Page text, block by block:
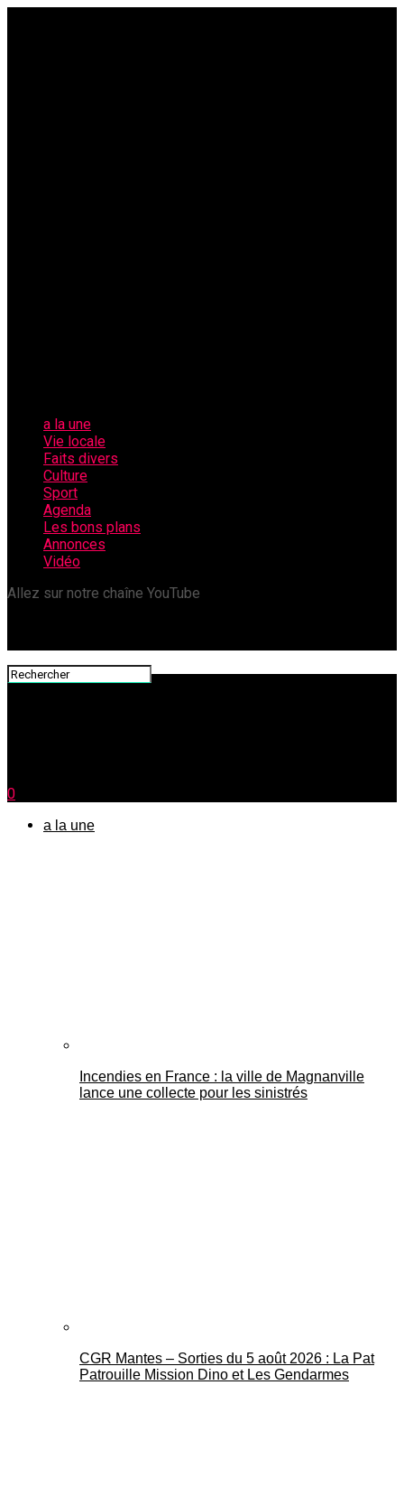
a la une
Vie locale
Faits divers
Culture
Sport
Agenda
Les bons plans
Annonces
Vidéo
Allez sur notre chaîne YouTube
Mantes Actu
0
a la une
Incendies en France : la ville de Magnanville
lance une collecte pour les sinistrés
CGR Mantes – Sorties du 5 août 2026 : La Pat
Patrouille Mission Dino et Les Gendarmes